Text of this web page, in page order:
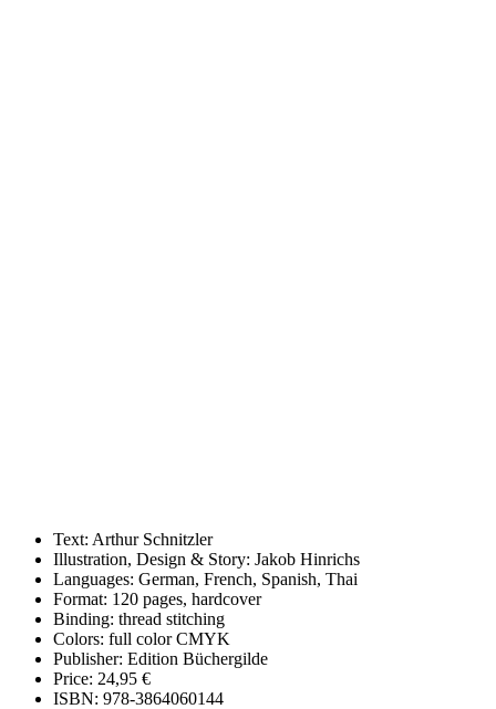
Text: Arthur Schnitzler
Illustration, Design & Story: Jakob Hinrichs
Languages: German, French, Spanish, Thai
Format: 120 pages, hardcover
Binding: thread stitching
Colors: full color CMYK
Publisher: Edition Büchergilde
Price: 24,95 €
ISBN: 978-3864060144